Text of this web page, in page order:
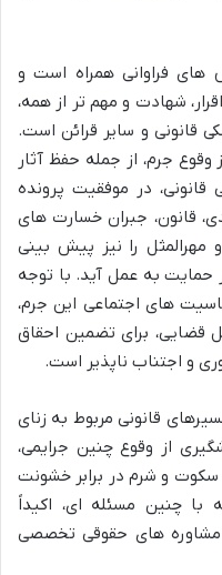
های فراوانی همراه است و
شهادت و مهم تر از همه،
قانونی و سایر قرائن است.
جرم، از جمله حفظ آثار
قانونی، در موفقیت پرونده
قانون، جبران خسارت های
مهرالمثل را نیز پیش بینی
حمایت به عمل آید. با توجه
های اجتماعی این جرم،
برای تضمین احقاق
و اجتناب ناپذیر است.
قانونی مربوط به زنای
از وقوع چنین جرایمی،
سکوت و شرم در برابر خشونت
چنین مسئله ای، اکیداً
های حقوقی تخصصی